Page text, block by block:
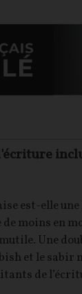
est-elle
de moins en
mutile. Une
et le sabir
de